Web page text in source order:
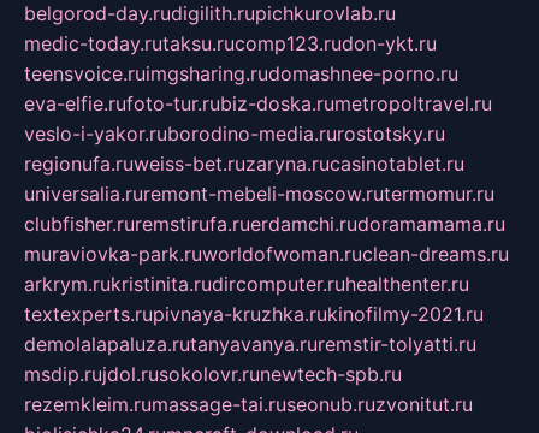
belgorod-day.rudigilith.rupichkurovlab.ru
medic-today.rutaksu.rucomp123.rudon-ykt.ru
teensvoice.ruimgsharing.rudomashnee-porno.ru
eva-elfie.rufoto-tur.rubiz-doska.rumetropoltravel.ru
veslo-i-yakor.ruborodino-media.rurostotsky.ru
regionufa.ruweiss-bet.ruzaryna.rucasinotablet.ru
universalia.ruremont-mebeli-moscow.rutermomur.ru
clubfisher.ruremstirufa.ruerdamchi.rudoramamama.ru
muraviovka-park.ruworldofwoman.ruclean-dreams.ru
arkrym.rukristinita.rudircomputer.ruhealthenter.ru
textexperts.rupivnaya-kruzhka.rukinofilmy-2021.ru
demolalapaluza.rutanyavanya.ruremstir-tolyatti.ru
msdip.rujdol.rusokolovr.runewtech-spb.ru
rezemkleim.rumassage-tai.ruseonub.ruzvonitut.ru